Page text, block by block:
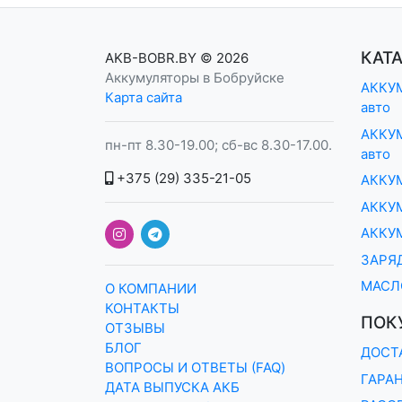
AKB-BOBR.BY © 2026
Аккумуляторы в Бобруйске
Карта сайта
пн-пт 8.30-19.00; сб-вс 8.30-17.00.
+375 (29) 335-21-05
О КОМПАНИИ
КОНТАКТЫ
ОТЗЫВЫ
БЛОГ
ВОПРОСЫ И ОТВЕТЫ (FAQ)
ДАТА ВЫПУСКА АКБ
авто
авто